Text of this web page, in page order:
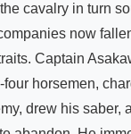
cavalry in turn
now
Captain
four horsemen,
drew his saber,